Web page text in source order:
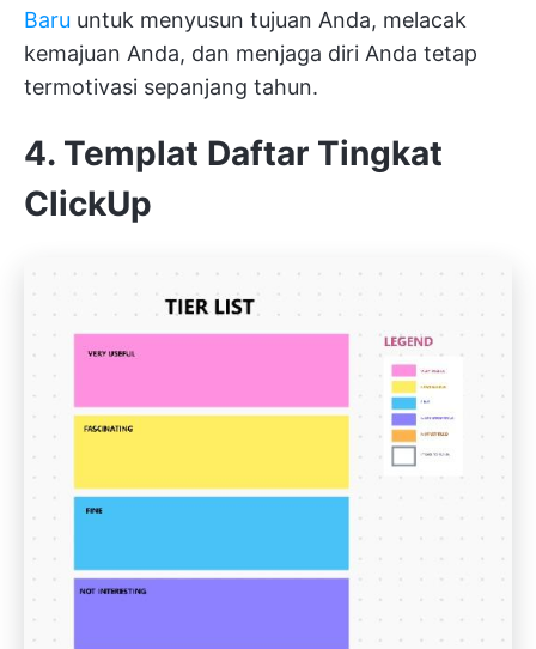
Baru untuk menyusun tujuan Anda, melacak
kemajuan Anda, dan menjaga diri Anda tetap
termotivasi sepanjang tahun.
4. Templat Daftar Tingkat
ClickUp